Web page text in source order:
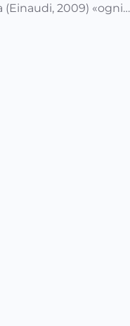
2009) «ogni…